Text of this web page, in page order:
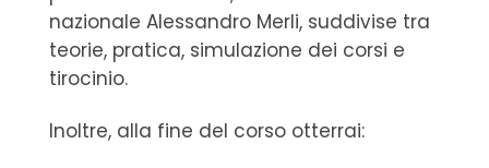
nazionale Alessandro Merli, suddivise tra
teorie, pratica, simulazione dei corsi e
tirocinio.
Inoltre, alla fine del corso otterrai: